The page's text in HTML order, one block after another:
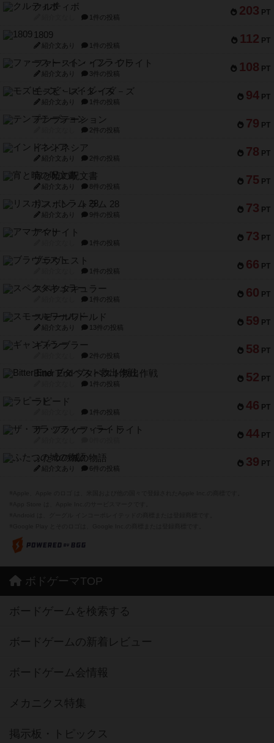
203 PT
クルティボ
1件の投稿
112 PT
1809
紹介文あり 1件の投稿
108 PT
ファースト・イン・フライト
紹介文あり 3件の投稿
94 PT
モズビ－ズ・レイダ－ズ
紹介文あり 1件の投稿
79 PT
テンプテーション
2件の投稿
78 PT
インドネシア
紹介文あり 2件の投稿
75 PT
宵と暁の呪文書
紹介文あり 8件の投稿
73 PT
リスボン・トラム 28
紹介文あり 9件の投稿
73 PT
アマナイト
1件の投稿
66 PT
ブラヴェスト
1件の投稿
60 PT
スペクタキュラー
1件の投稿
59 PT
スモールワールド
紹介文あり 13件の投稿
58 PT
ギャンブラー
2件の投稿
52 PT
Bitter End ブタペスト救出作戦
1件の投稿
46 PT
ラピード
1件の投稿
44 PT
ザ・フラッフィー・ライト
39 PT
ふたつの城の物語
紹介文あり 6件の投稿
ボドゲーマTOP
ボードゲームを検索する
ボードゲームの新着レビュー
ボードゲーム会情報
メカニクス特集
掲示板・トピックス